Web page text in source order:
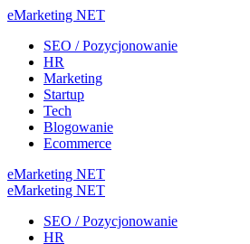
eMarketing NET
SEO / Pozycjonowanie
HR
Marketing
Startup
Tech
Blogowanie
Ecommerce
eMarketing NET
eMarketing NET
SEO / Pozycjonowanie
HR